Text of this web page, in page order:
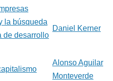
la búsqueda
de desarrollo
Daniel Kerner
Alonso Aguilar
Monteverde